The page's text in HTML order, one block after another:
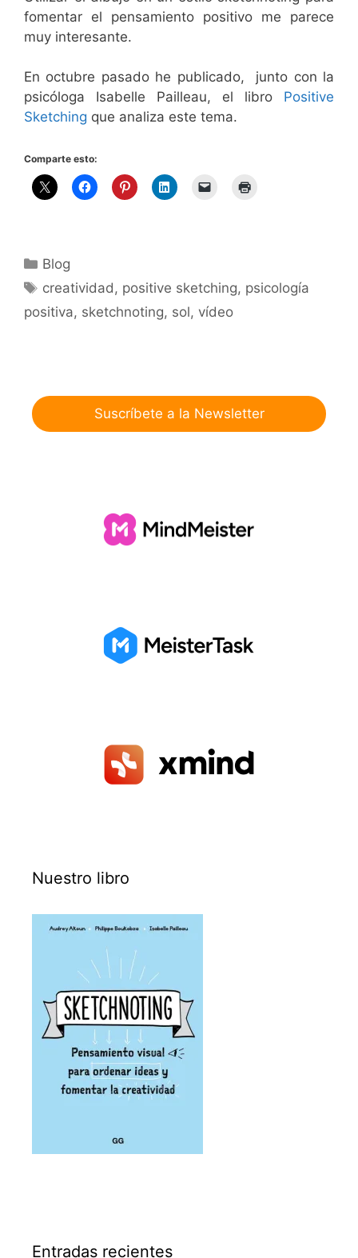
fomentar el pensamiento positivo me parece
muy interesante.
En octubre pasado he publicado, junto con la
psicóloga Isabelle Pailleau, el libro Positive
Sketching que analiza este tema.
Comparte esto:
Categorías
Blog
Etiquetas
creatividad , positive sketching, psicología
positiva, sketchnoting, sol, vídeo
Suscríbete a la Newsletter
Nuestro libro
Entradas recientes